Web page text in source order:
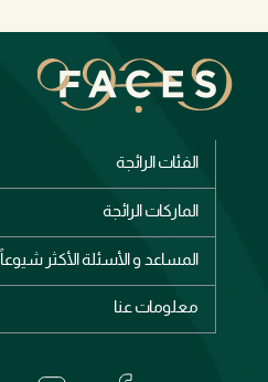
الفئات الرائجة
الأكثر مبيعاً
اشترِ بطاقة هدية
الماركات الرائجة
بربري
إيف سان لوران
المساعد و الأسئلة الأكثر شيوعاً
معلومات عنا
خدمات المعارض